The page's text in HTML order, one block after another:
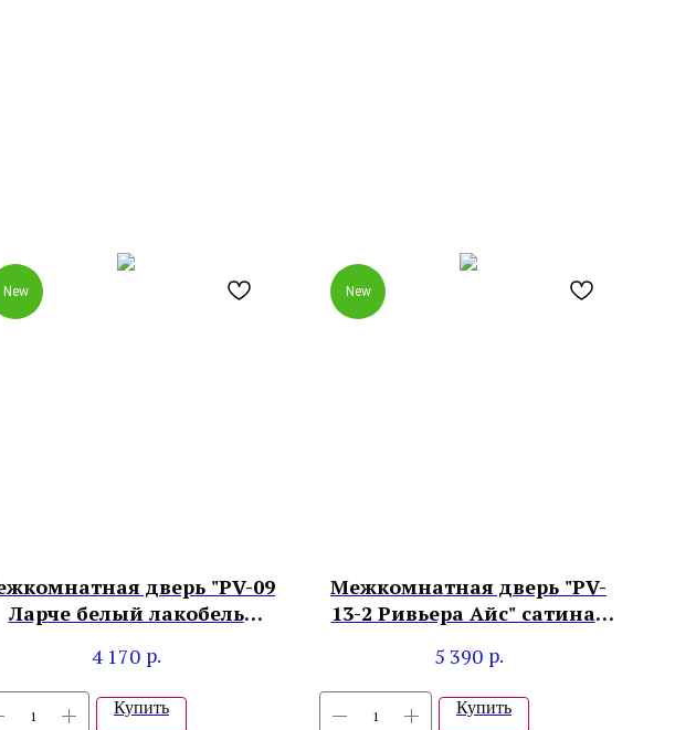
New
дверь "PV-09
Ларче белый лакобель
4 170 р.
Купить
New
Межкомнатная дверь "PV-
13-2 Ривьера Айс" сатинат
5 390 р.
Купить